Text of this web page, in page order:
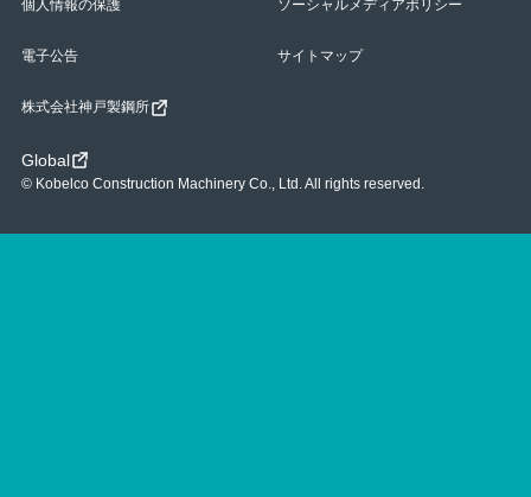
個人情報の保護 ソーシャルメディアポリシー
電子公告 サイトマップ
株式会社神戸製鋼所
Global
© Kobelco Construction Machinery Co., Ltd. All rights reserved.